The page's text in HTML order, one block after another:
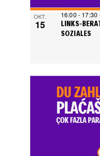
OKT.
15
LINKS-
SOZIALES
16:00 - 17:30